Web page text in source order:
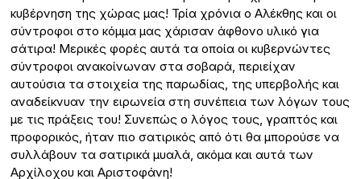
κυβέρνηση της χώρας μας! Τρία χρόνια ο Αλέκθης και οι
σύντροφοι στο κόμμα μας χάρισαν άφθονο υλικό για
σάτιρα! Μερικές φορές αυτά τα οποία οι κυβερνώντες
σύντροφοι ανακοίνωναν στα σοβαρά, περιείχαν
αυτούσια τα στοιχεία της παρωδίας, της υπερβολής και
αναδείκνυαν την ειρωνεία στη συνέπεια των λόγων τους
με τις πράξεις του! Συνεπώς ο λόγος τους, γραπτός και
προφορικός, ήταν πιο σατιρικός από ότι θα μπορούσε να
συλλάβουν τα σατιρικά μυαλά, ακόμα και αυτά των
Αρχίλοχου και Αριστοφάνη!